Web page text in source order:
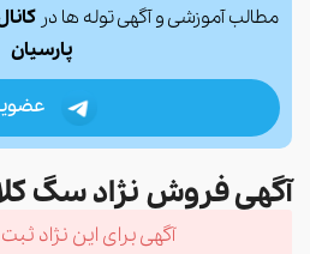
مطالب آموزشی و آگهی توله ها در
پارسیان
آگهی فروش نژاد سگ
آگهی برای این نژاد